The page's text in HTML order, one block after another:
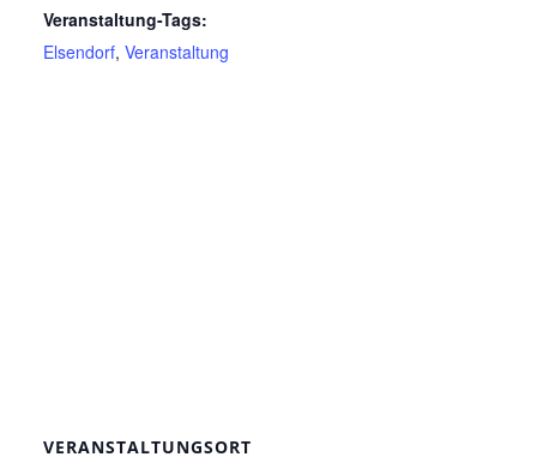
Veranstaltung-Tags:
Elsendorf, Veranstaltung
VERANSTALTUNGSORT